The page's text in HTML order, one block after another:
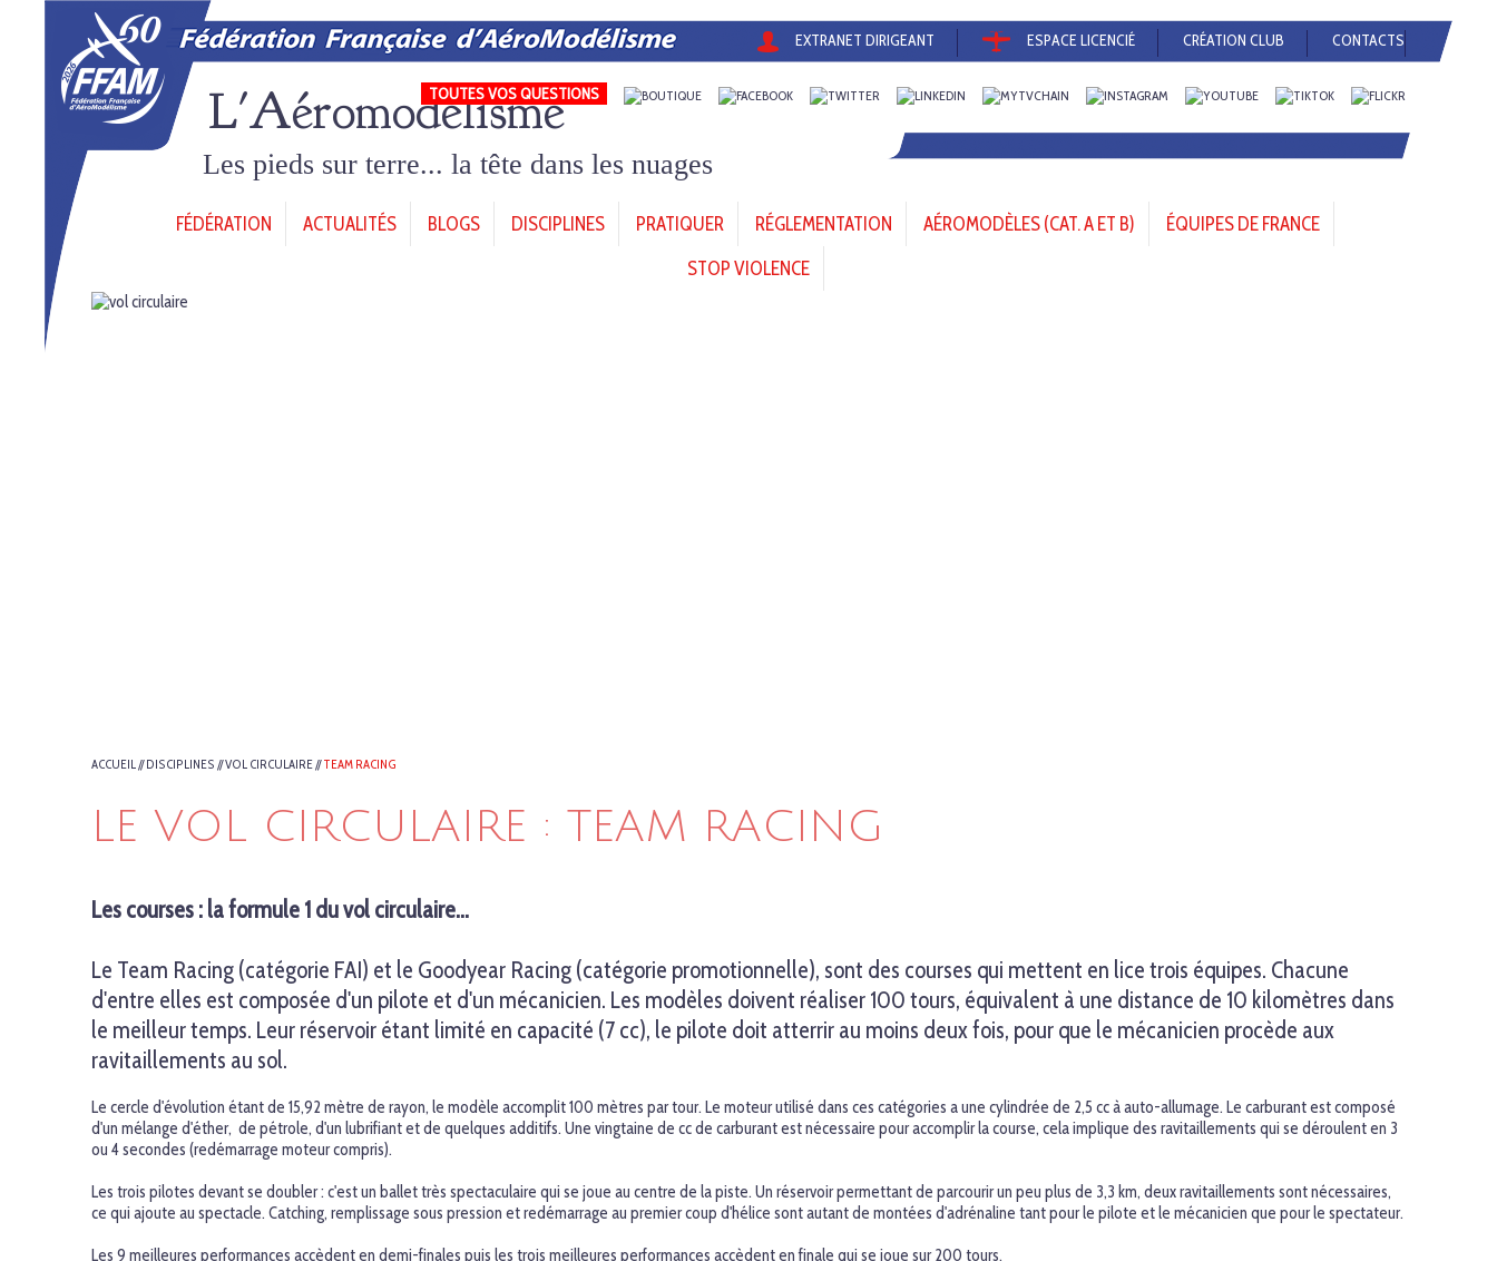
EXTRANET DIRIGEANT ESPACE LICENCIÉ CRÉATION CLUB CONTACTS
TOUTES VOS QUESTIONS
L'Aéromodélisme
Les pieds sur terre... la tête dans les nuages
FÉDÉRATION ACTUALITÉS BLOGS DISCIPLINES PRATIQUER RÉGLEMENTATION AÉROMODÈLES (CAT. A ET B)
ÉQUIPES DE FRANCE
STOP VIOLENCE
ACCUEIL//DISCIPLINES //VOL CIRCULAIRE//TEAM RACING
LE VOL CIRCULAIRE : TEAM RACING
Les courses : la formule 1 du vol circulaire…
Le Team Racing (catégorie FAI) et le Goodyear Racing (catégorie promotionnelle), sont des courses qui mettent en lice trois équipes. Chacune
d'entre elles est composée d'un pilote et d'un mécanicien. Les modèles doivent réaliser 100 tours, équivalent à une distance de 10 kilomètres dans
le meilleur temps. Leur réservoir étant limité en capacité (7 cc), le pilote doit atterrir au moins deux fois, pour que le mécanicien procède aux
ravitaillements au sol.
Le cercle d'évolution étant de 15,92 mètre de rayon, le modèle accomplit 100 mètres par tour. Le moteur utilisé dans ces catégories a une cylindrée de 2,5 cc à auto-allumage. Le carburant est composé
d'un mélange d'éther, de pétrole, d'un lubrifiant et de quelques additifs. Une vingtaine de cc de carburant est nécessaire pour accomplir la course, cela implique des ravitaillements qui se déroulent en 3
ou 4 secondes (redémarrage moteur compris).
Les trois pilotes devant se doubler : c'est un ballet très spectaculaire qui se joue au centre de la piste. Un réservoir permettant de parcourir un peu plus de 3,3 km, deux ravitaillements sont nécessaires,
ce qui ajoute au spectacle. Catching, remplissage sous pression et redémarrage au premier coup d'hélice sont autant de montées d'adrénaline tant pour le pilote et le mécanicien que pour le spectateur.
Les 9 meilleures performances accèdent en demi-finales puis les trois meilleures performances accèdent en finale qui se joue sur 200 tours.